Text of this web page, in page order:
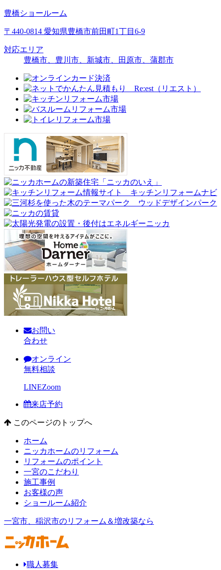
豊橋ショールーム
〒440-0814 愛知県豊橋市前田町1丁目6-9
対応エリア
豊橋市、豊川市、新城市、田原市、蒲郡市
お問い
合わせ
オンライン
無料相談
LINEZoom
来店予約
このページのトップへ
ホーム
ニッカホームのリフォーム
リフォームのポイント
一宮のこだわり
施工事例
お客様の声
ショールーム紹介
一宮市、稲沢市のリフォーム＆増改築なら
職人募集